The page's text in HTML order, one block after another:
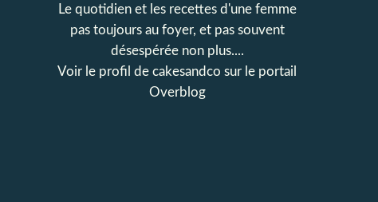
Le quotidien et les recettes d'une femme
pas toujours au foyer, et pas souvent
désespérée non plus....
Voir le profil de cakesandco sur le portail
Overblog